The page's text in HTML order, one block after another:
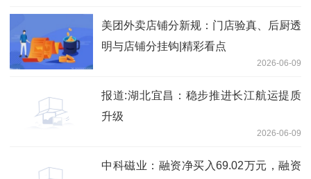
美团外卖店铺分新规：门店验真、后厨透
明与店铺分挂钩|精彩看点
2026-06-09
报道:湖北宜昌：稳步推进长江航运提质
升级
2026-06-09
中科磁业：融资净买入69.02万元，融资